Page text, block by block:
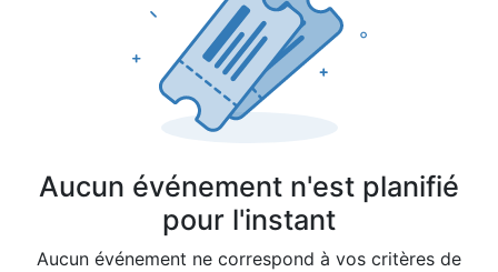
Aucun événement n'est planifié
pour l'instant
Aucun événement ne correspond à vos critères de